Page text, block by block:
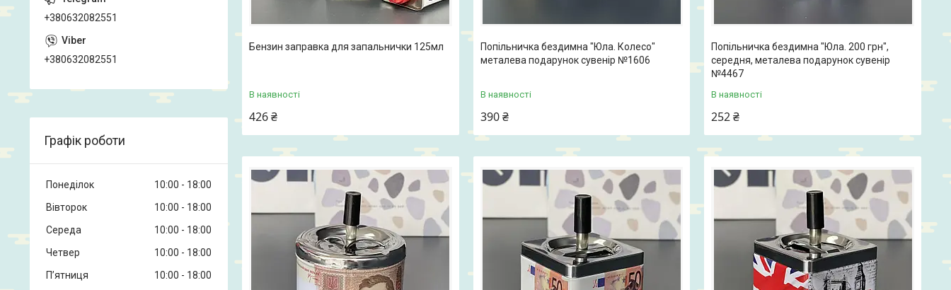
Бензин заправка для запальнички 125мл
В наявності
426 ₴
Попільничка бездимна "Юла. Колесо"
металева подарунок сувенір №1606
В наявності
390 ₴
Попільничка бездимна "Юла. 200 грн",
середня, металева подарунок сувенір
№4467
В наявності
252 ₴
+380632082551
+380632082551
Графік роботи
Понеділок 10:00
18:00
Вівторок
10:00
18:00
Середа
10:00
18:00
Четвер
10:00
18:00
Пʼятниця
10:00
18:00